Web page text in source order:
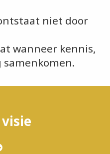
niet door
wanneer kennis,
samenkomen.